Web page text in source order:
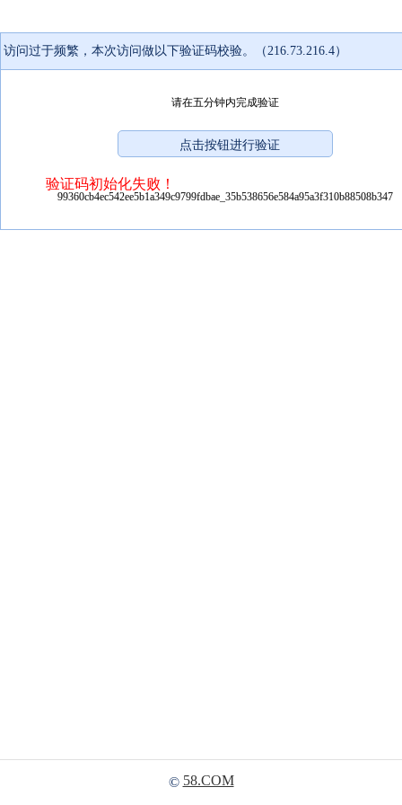
访问过于频繁，本次访问做以下验证码校验。（216.73.216.4）
请在五分钟内完成验证
验证码初始化失败！
99360cb4ec542ee5b1a349c9799fdbae_35b538656e584a95a3f310b88508b347
© 58.COM